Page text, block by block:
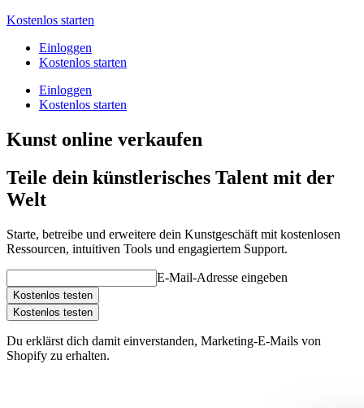
Kostenlos starten
Einloggen
Kostenlos starten
Einloggen
Kostenlos starten
Kunst online verkaufen
Teile dein künstlerisches Talent mit der
Welt
Starte, betreibe und erweitere dein Kunstgeschäft mit kostenlosen
Ressourcen, intuitiven Tools und engagiertem Support.
E-Mail-Adresse eingeben
Kostenlos testen
Kostenlos testen
Du erklärst dich damit einverstanden, Marketing-E-Mails von
Shopify zu erhalten.